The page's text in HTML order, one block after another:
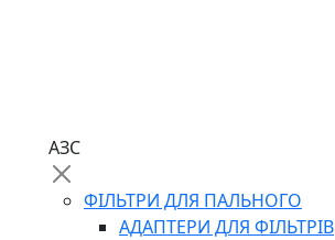
АЗС
ФІЛЬТРИ ДЛЯ ПАЛЬНОГО
АДАПТЕРИ ДЛЯ ФІЛЬТРІВ